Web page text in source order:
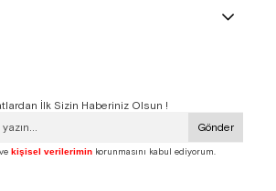
İlk Sizin Haberiniz Olsun !
Gönder
ve kişisel verileriminkorunmasını kabul ediyorum.